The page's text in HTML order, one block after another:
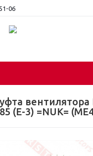
06
вентилятора
(E-3) =NUK=